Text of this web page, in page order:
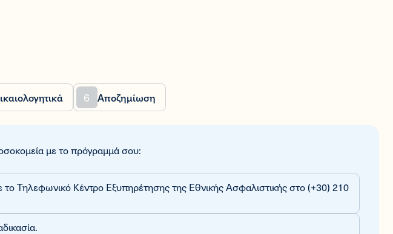
6 Αποζημίωση
με το πρόγραμμά σου:
Τηλεφωνικό Κέντρο Εξυπηρέτησης της Εθνικής Ασφαλιστικής στο (+30) 210